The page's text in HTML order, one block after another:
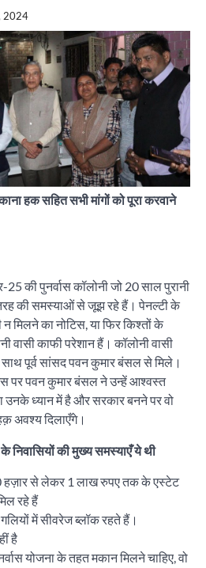
2024
हक सहित सभी मांगों को पूरा करवाने
की पुनर्वास कॉलोनी जो 20 साल पुरानी
की समस्याओं से जूझ रहे हैं। पेनल्टी के
न मिलने का नोटिस, या फिर किश्तों के
वासी काफी परेशान हैं। कॉलोनी वासी
साथ पूर्व सांसद पवन कुमार बंसल से मिले।
पर पवन कुमार बंसल ने उन्हें आश्वस्त
उनके ध्यान में है और सरकार बनने पर वो
अवश्य दिलाएँगे।
निवासियों की मुख्य समस्याएँ ये थी
हज़ार से लेकर 1 लाख रुपए तक के एस्टेट
रहे हैं
में सीवरेज ब्लॉक रहते हैं।
है
योजना के तहत मकान मिलने चाहिए, वो